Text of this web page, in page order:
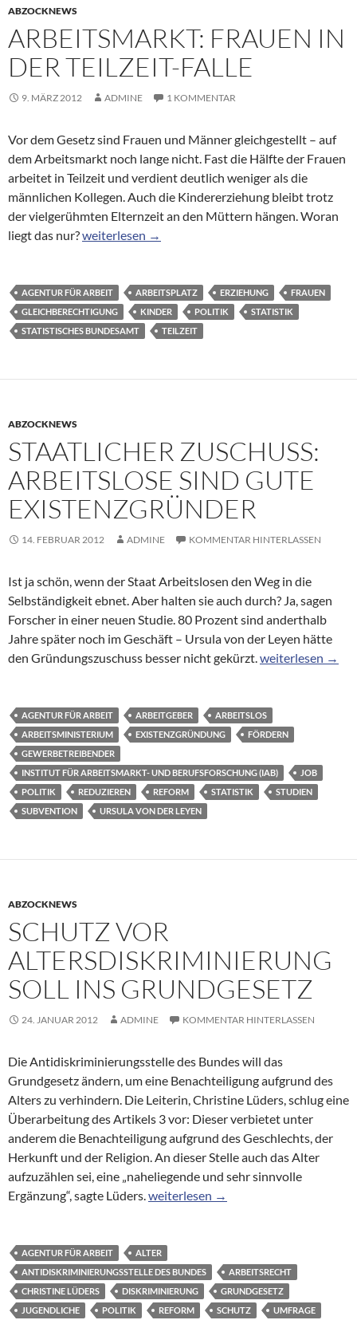
ABZOCKNEWS
ARBEITSMARKT: FRAUEN IN
DER TEILZEIT-FALLE
9. MÄRZ 2012 ADMINE 1 KOMMENTAR
Vor dem Gesetz sind Frauen und Männer gleichgestellt – auf
dem Arbeitsmarkt noch lange nicht. Fast die Hälfte der Frauen
arbeitet in Teilzeit und verdient deutlich weniger als die
männlichen Kollegen. Auch die Kindererziehung bleibt trotz
der vielgerühmten Elternzeit an den Müttern hängen. Woran
liegt das nur?Arbeitsmarkt: Frauen in der Teilzeit-Falle
weiterlesen →
AGENTUR FÜR ARBEIT ARBEITSPLATZ ERZIEHUNG
FRAUEN
GLEICHBERECHTIGUNG
KINDER POLITIK
STATISTIK
STATISTISCHES BUNDESAMT
TEILZEIT
ABZOCKNEWS
STAATLICHER ZUSCHUSS:
ARBEITSLOSE SIND GUTE
EXISTENZGRÜNDER
14. FEBRUAR 2012 ADMINE KOMMENTAR HINTERLASSEN
Ist ja schön, wenn der Staat Arbeitslosen den Weg in die
Selbständigkeit ebnet. Aber halten sie auch durch? Ja, sagen
Forscher in einer neuen Studie. 80 Prozent sind anderthalb
Jahre später noch im Geschäft – Ursula von der Leyen hätte
den Gründungszuschuss besser nicht gekürzt.Staatlicher
weiterlesen →
AGENTUR FÜR ARBEIT ARBEITGEBER
ARBEITSLOS
ARBEITSMINISTERIUM
EXISTENZGRÜNDUNG
FÖRDERN
GEWERBETREIBENDER
INSTITUT FÜR ARBEITSMARKT- UND BERUFSFORSCHUNG (IAB)
JOB
POLITIK
REDUZIEREN REFORM STATISTIK
STUDIEN
SUBVENTION
URSULA VON DER LEYEN
ABZOCKNEWS
SCHUTZ VOR
ALTERSDISKRIMINIERUNG
SOLL INS GRUNDGESETZ
24. JANUAR 2012 ADMINE KOMMENTAR HINTERLASSEN
Die Antidiskriminierungsstelle des Bundes will das
Grundgesetz ändern, um eine Benachteiligung aufgrund des
Alters zu verhindern. Die Leiterin, Christine Lüders, schlug eine
Überarbeitung des Artikels 3 vor: Dieser verbietet unter
anderem die Benachteiligung aufgrund des Geschlechts, der
Herkunft und der Religion. An dieser Stelle auch das Alter
aufzuzählen sei, eine „naheliegende und sehr sinnvolle
Ergänzung“, sagte Lüders.Schutz vor Altersdiskriminierung soll
weiterlesen →
AGENTUR FÜR ARBEIT
ALTER
ANTIDISKRIMINIERUNGSSTELLE DES BUNDES
ARBEITSRECHT
CHRISTINE LÜDERS
DISKRIMINIERUNG
GRUNDGESETZ
JUGENDLICHE
POLITIK REFORM SCHUTZ UMFRAGE